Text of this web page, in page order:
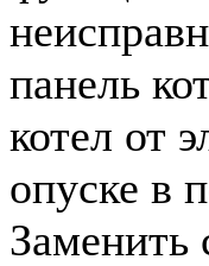
панель
котел от
опуске в
Заменить